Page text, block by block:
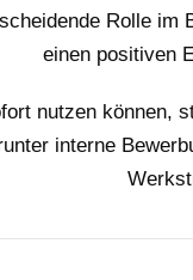
Rolle
einen positiven
nutzen können,
interne